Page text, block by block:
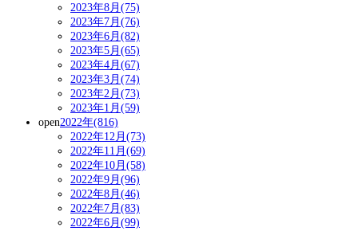
2023年8月(75)
2023年7月(76)
2023年6月(82)
2023年5月(65)
2023年4月(67)
2023年3月(74)
2023年2月(73)
2023年1月(59)
open2022年(816)
2022年12月(73)
2022年11月(69)
2022年10月(58)
2022年9月(96)
2022年8月(46)
2022年7月(83)
2022年6月(99)